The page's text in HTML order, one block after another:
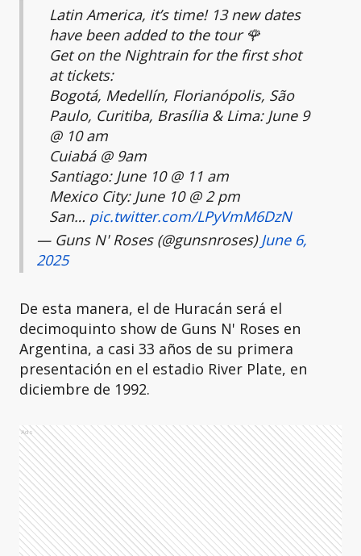
Latin America, it’s time! 13 new dates
have been added to the tour 🌹
Get on the Nightrain for the first shot
at tickets:
Bogotá, Medellín, Florianópolis, São
Paulo, Curitiba, Brasília & Lima: June 9
@ 10 am
Cuiabá @ 9am
Santiago: June 10 @ 11 am
Mexico City: June 10 @ 2 pm
San… pic.twitter.com/LPyVmM6DzN
— Guns N' Roses (@gunsnroses) June 6,
2025
De esta manera, el de Huracán será el
decimoquinto show de Guns N' Roses en
Argentina, a casi 33 años de su primera
presentación en el estadio River Plate, en
diciembre de 1992.
Ads